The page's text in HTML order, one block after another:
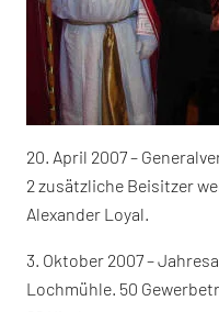
20. April 2007 –
2 zusätzliche Beisitzer
Alexander Loyal.
3. Oktober 2007 –
Lochmühle. 50